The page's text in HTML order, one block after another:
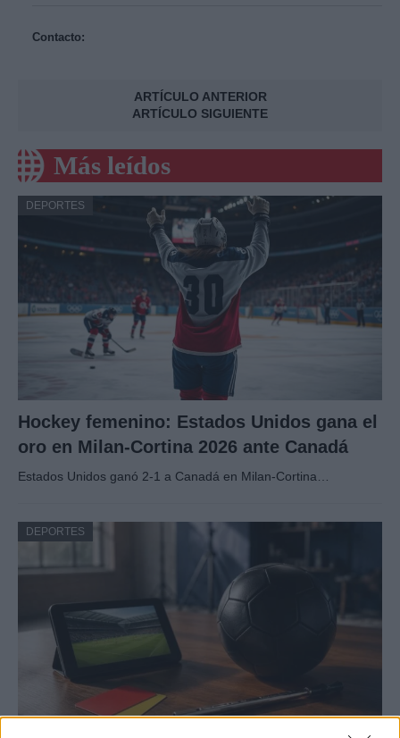
Contacto:
ARTÍCULO ANTERIOR
ARTÍCULO SIGUIENTE
Más leídos
DEPORTES
Hockey femenino: Estados Unidos gana el
oro en Milan-Cortina 2026 ante Canadá
Estados Unidos ganó 2-1 a Canadá en Milan-Cortina…
DEPORTES